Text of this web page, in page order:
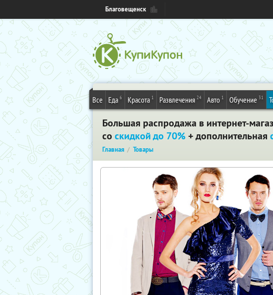
Благовещенск
Все Еда 6 Красота 1 Развлечения 24 Авто 1 Обучение 31
Большая распродажа в интернет-
со скидкой до 70%+ дополнительная
Главная Товары